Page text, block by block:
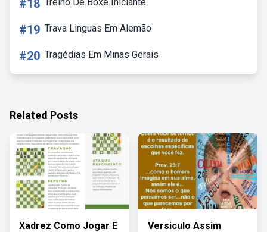
#18
#19 Trava Linguas Em Alemão
#20 Tragédias Em Minas Gerais
Related Posts
Xadrez Como Jogar E Versiculo Assim